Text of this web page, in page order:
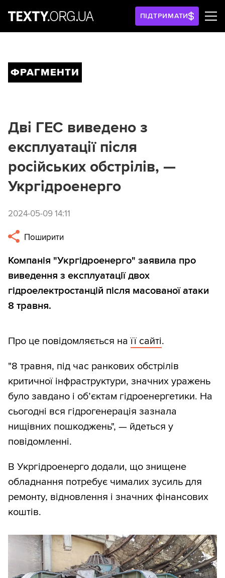
ПІДТРИМАТИ
ФРАГМЕНТИ
Дві ГЕС виведено з
експлуатації після
російських обстрілів, —
Укргідроенерго
2024-05-09 14:11
Поширити
Компанія "Укргідроенерго" заявила про
виведення з експлуатації двох
гідроелектростанцій після масованої атаки
8 травня.
Про це повідомляється наїї сайті.
"8 травня, під час ранкових обстрілів
критичної інфраструктури, значних уражень
було завдано і обʼєктам гідроенергетики. На
сьогодні вся гідрогенерація зазнала
нищівних пошкоджень", — йдеться у
повідомленні.
В Укргідроенерго додали, що знищене
обладнання потребує чималих зусиль для
ремонту, відновлення і значних фінансових
коштів.